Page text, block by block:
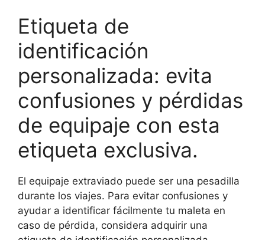
Etiqueta de
identificación
personalizada: evita
confusiones y pérdidas
de equipaje con esta
etiqueta exclusiva.
El equipaje extraviado puede ser una pesadilla
durante los viajes. Para evitar confusiones y
ayudar a identificar fácilmente tu maleta en
caso de pérdida, considera adquirir una